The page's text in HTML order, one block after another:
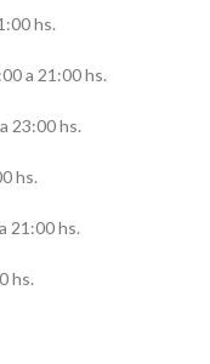
hs.
a 21:00 hs.
23:00 hs.
hs.
21:00 hs.
hs.